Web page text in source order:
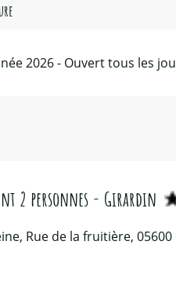
2026 - Ouvert tous les
2 personnes - Girardin
Rue de la fruitière, 05600